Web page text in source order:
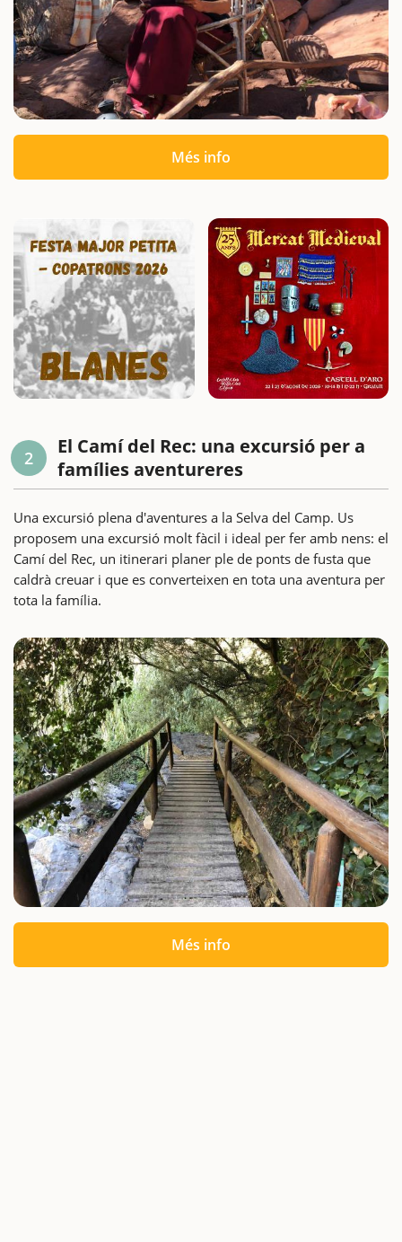
Més info
2
El Camí del Rec: una excursió per a
famílies aventureres
Una excursió plena d'aventures a la Selva del Camp. Us
proposem una excursió molt fàcil i ideal per fer amb nens: el
Camí del Rec, un itinerari planer ple de ponts de fusta que
caldrà creuar i que es converteixen en tota una aventura per
tota la família.
Més info